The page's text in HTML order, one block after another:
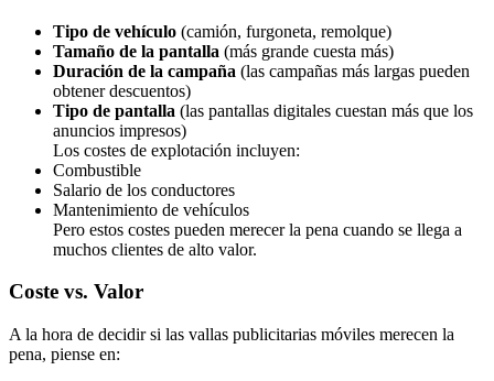
Tipo de vehículo (camión, furgoneta, remolque)
Tamaño de la pantalla (más grande cuesta más)
Duración de la campaña (las campañas más largas pueden
obtener descuentos)
Tipo de pantalla (las pantallas digitales cuestan más que los
anuncios impresos)
Los costes de explotación incluyen:
Combustible
Salario de los conductores
Mantenimiento de vehículos
Pero estos costes pueden merecer la pena cuando se llega a
muchos clientes de alto valor.
Coste vs. Valor
A la hora de decidir si las vallas publicitarias móviles merecen la
pena, piense en: